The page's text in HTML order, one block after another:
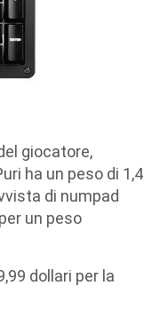
giocatore,
ha un peso di 1,4
di numpad
un peso
dollari per la